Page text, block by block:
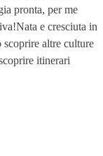
pronta, per me
e cresciuta in
scoprire altre culture
itinerari